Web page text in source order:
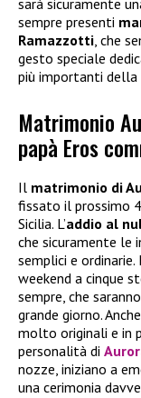
sempre presenti
Ramazzotti , che
gesto speciale
più importanti della
Matrimonio
papà Eros
Il matrimonio di
fissato il prossimo
Sicilia. L’addio al
che sicuramente le
semplici e
weekend a cinque
sempre, che
grande giorno. Anche
molto originali e in
personalità di
nozze, iniziano a
una cerimonia